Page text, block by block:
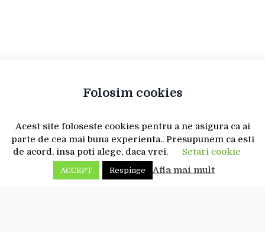
Folosim cookies
Acest site foloseste cookies pentru a ne asigura ca ai
parte de cea mai buna experienta.. Presupunem ca esti
de acord, insa poti alege, daca vrei.
Setari cookie
ACCEPT Respinge Afla mai mult